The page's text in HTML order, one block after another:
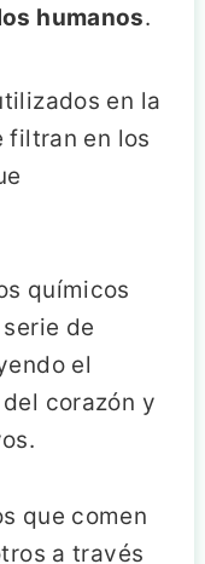
humanos.
en la
filtran en los
químicos
de
el
corazón y
que comen
a través